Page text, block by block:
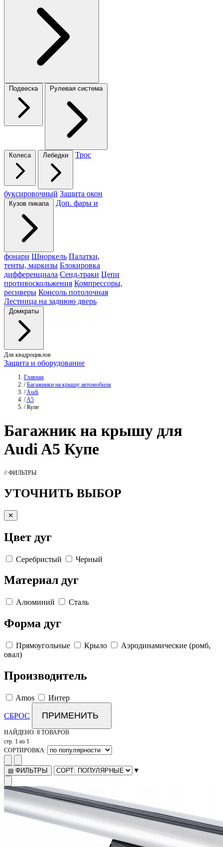
Подвеска Рулевая система
Колеса Лебедки Трос
буксировочный Защита окон
Кузов пикапа Доп. фары и
фонари Шноркель Палатки,
тенты, маркизы Блокировка
дифференциала Сенд-траки Цепи
противоскольжения Компрессоры,
ресиверы Консоль потолочная
Лестница на заднюю дверь
Домкраты
Для квадроциклов
Защита и оборудование
Главная
/ Багажники на крышу автомобиля
/Audi
/A5
/ Купе
Багажникна крышу для
Audi A5 Купе
// ФИЛЬТРЫ
УТОЧНИТЬ ВЫБОР
✕
Цвет дуг
Серебристый Черный
Материал дуг
Алюминий Сталь
Форма дуг
Прямоугольные Крыло
Аэродинамические (ромб,
овал)
Производитель
Amos Интер
СБРОС ПРИМЕНИТЬ
НАЙДЕНО: 8 ТОВАРОВ
стр. 1 из 1
СОРТИРОВКА:
▤ ФИЛЬТРЫ ▾